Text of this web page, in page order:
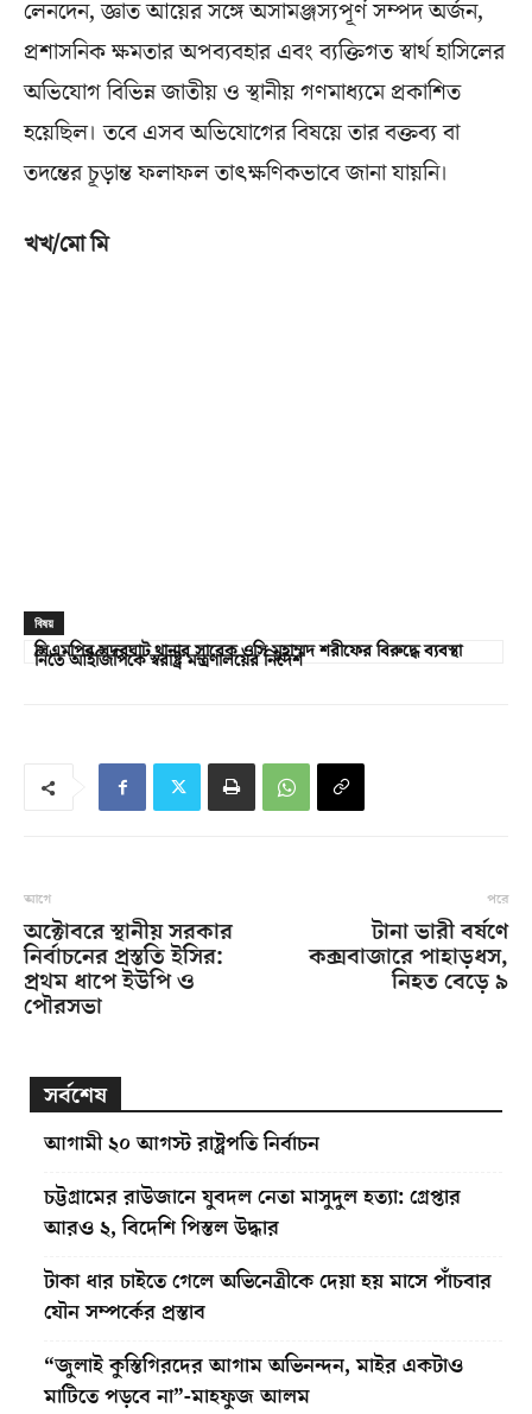
লেনদেন, জ্ঞাত আয়ের সঙ্গে অসামঞ্জস্যপূর্ণ সম্পদ অর্জন,
প্রশাসনিক ক্ষমতার অপব্যবহার এবং ব্যক্তিগত স্বার্থ হাসিলের
অভিযোগ বিভিন্ন জাতীয় ও স্থানীয় গণমাধ্যমে প্রকাশিত
হয়েছিল। তবে এসব অভিযোগের বিষয়ে তার বক্তব্য বা
তদন্তের চূড়ান্ত ফলাফল তাৎক্ষণিকভাবে জানা যায়নি।
খখ/মো মি
বিষয়
সিএমপির সদরঘাট থানার সাবেক ওসি মুহাম্মদ শরীফের বিরুদ্ধে ব্যবস্থা
নিতে আইজিপিকে স্বরাষ্ট্র মন্ত্রণালয়ের নির্দেশ
আগে
অক্টোবরে স্থানীয় সরকার
নির্বাচনের প্রস্ততি ইসির:
প্রথম ধাপে ইউপি ও
পৌরসভা
পরে
টানা ভারী বর্ষণে
কক্সবাজারে পাহাড়ধস,
নিহত বেড়ে ৯
সর্বশেষ
আগামী ২০ আগস্ট রাষ্ট্রপতি নির্বাচন
চট্টগ্রামের রাউজানে যুবদল নেতা মাসুদুল হত্যা: গ্রেপ্তার
আরও ২, বিদেশি পিস্তল উদ্ধার
টাকা ধার চাইতে গেলে অভিনেত্রীকে দেয়া হয় মাসে পাঁচবার
যৌন সম্পর্কের প্রস্তাব
“জুলাই কুস্তিগিরদের আগাম অভিনন্দন, মাইর একটাও
মাটিতে পড়বে না”-মাহফুজ আলম